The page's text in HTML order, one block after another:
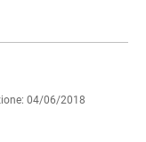
04/06/2018